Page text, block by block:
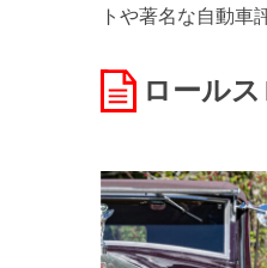
トや著名な自動車
ロール